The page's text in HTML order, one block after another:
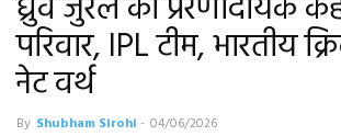
परिवार, IPL टीम, भारतीय
नेट वर्थ
By Shubham Sirohi - 04/06/2026